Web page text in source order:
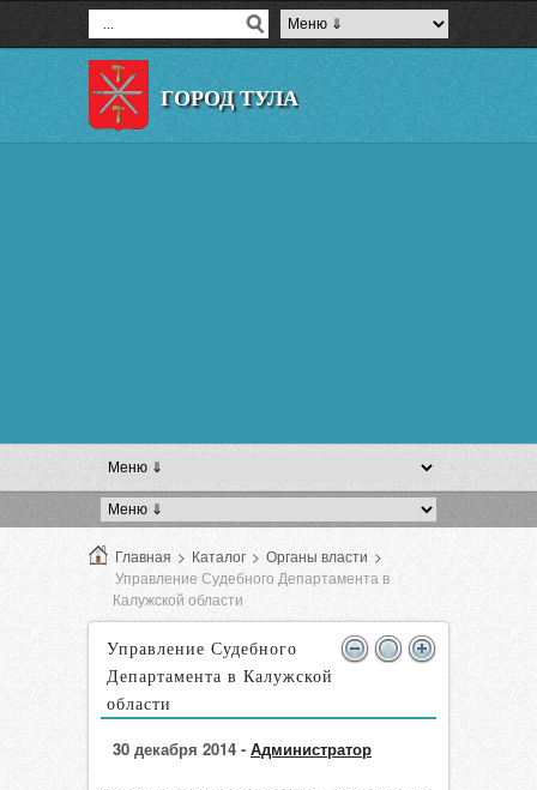
ГОРОД ТУЛА
Главная > Каталог > Органы власти >
Управление Судебного Департамента в
Калужской области
Управление Судебного
Департамента в Калужской
области
30 декабря 2014 - Администратор